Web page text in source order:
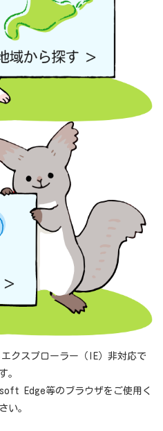
クスプローラー（IE）非対応で
す。
Edge等のブラウザをご使用く
い。